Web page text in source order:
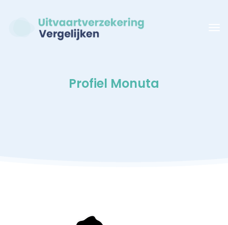
Profiel Monuta